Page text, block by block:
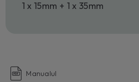
1 x 15mm + 1 x 35mm
Manualul